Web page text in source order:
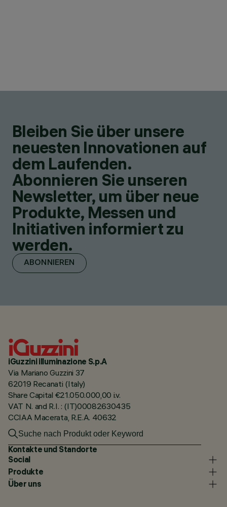
Bleiben Sie über unsere
neuesten Innovationen auf
dem Laufenden.
Abonnieren Sie unseren
Newsletter, um über neue
Produkte, Messen und
Initiativen informiert zu
werden.
ABONNIEREN
iGuzzini illuminazione S.p.A
Via Mariano Guzzini 37
62019 Recanati (Italy)
Share Capital €21.050.000,00 i.v.
VAT N. and R.I. : (IT)00082630435
CCIAA Macerata, R.E.A. 40632
Kontakte und Standorte
Social
Produkte
Über uns